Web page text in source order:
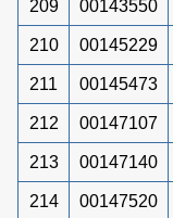
209 00143550
210 00145229
211 00145473
212 00147107
213 00147140
214 00147520